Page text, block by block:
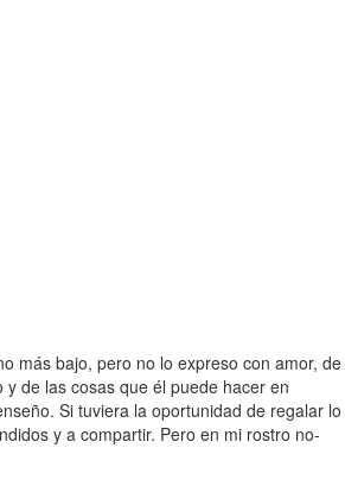
más bajo, pero no lo expreso con amor, de
de las cosas que él puede hacer en
Si tuviera la oportunidad de regalar lo
y a compartir. Pero en mi rostro no-